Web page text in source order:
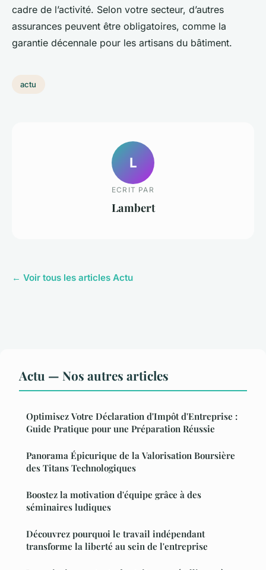
cadre de l’activité. Selon votre secteur, d’autres
assurances peuvent être obligatoires, comme la
garantie décennale pour les artisans du bâtiment.
actu
L
ECRIT PAR
Lambert
← Voir tous les articles Actu
Actu — Nos autres articles
Optimisez Votre Déclaration d'Impôt d'Entreprise :
Guide Pratique pour une Préparation Réussie
Panorama Épicurique de la Valorisation Boursière
des Titans Technologiques
Boostez la motivation d'équipe grâce à des
séminaires ludiques
Découvrez pourquoi le travail indépendant
transforme la liberté au sein de l'entreprise